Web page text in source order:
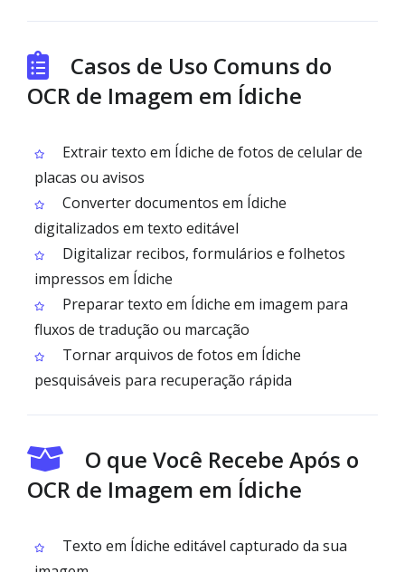
Casos de Uso Comuns do
OCR de Imagem em Ídiche
Extrair texto em Ídiche de fotos de celular de
placas ou avisos
Converter documentos em Ídiche
digitalizados em texto editável
Digitalizar recibos, formulários e folhetos
impressos em Ídiche
Preparar texto em Ídiche em imagem para
fluxos de tradução ou marcação
Tornar arquivos de fotos em Ídiche
pesquisáveis para recuperação rápida
O que Você Recebe Após o
OCR de Imagem em Ídiche
Texto em Ídiche editável capturado da sua